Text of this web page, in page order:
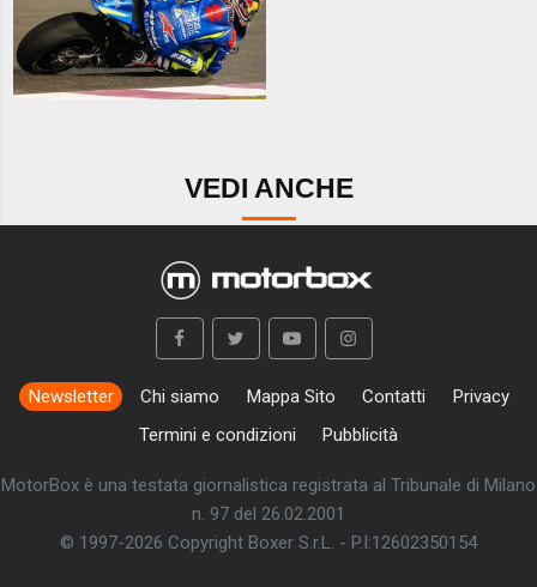
VEDI ANCHE
Newsletter Chi siamo Mappa Sito Contatti
Privacy
Termini e condizioni
Pubblicità
MotorBox è una testata giornalistica registrata al Tribunale di Milano
n. 97 del 26.02.2001
© 1997-2026 Copyright Boxer S.r.L. - P.I:12602350154